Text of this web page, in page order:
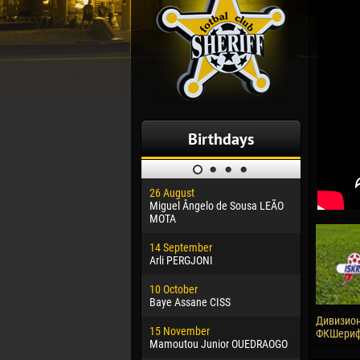
Birthdays
26 August
Miguel Ângelo de Sousa LEÃO
MOTA
14 September
Arli PERGJONI
10 October
Baye Assane CISS
15 November
Mamoutou Junior OUEDRAOGO
30 January
Dhoraso
24 February
Vladislav
02 March
Veaceslav
09 March
Emmanuel